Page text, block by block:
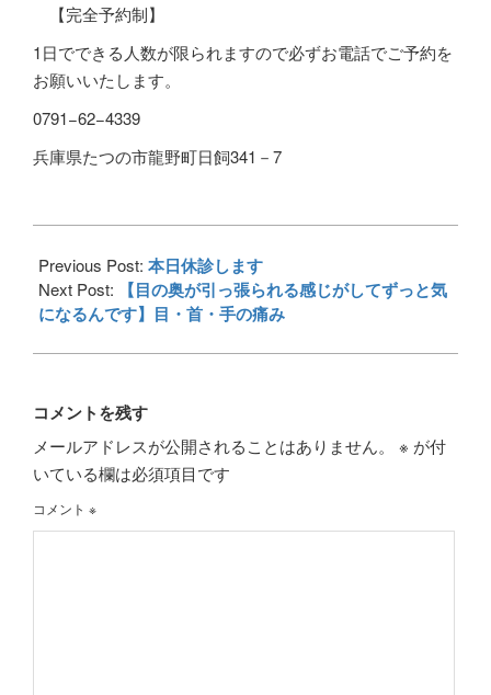
【完全予約制】
1日でできる人数が限られますので必ずお電話でご予約を
お願いいたします。
0791−62−4339
兵庫県たつの市龍野町日飼341－7
10-
31
Previous Post: 本日休診します
Next Post:
【目の奥が引っ張られる感じがしてずっと気
になるんです】目・首・手の痛み
コメントを残す
メールアドレスが公開されることはありません。 ※ が付
いている欄は必須項目です
コメント ※